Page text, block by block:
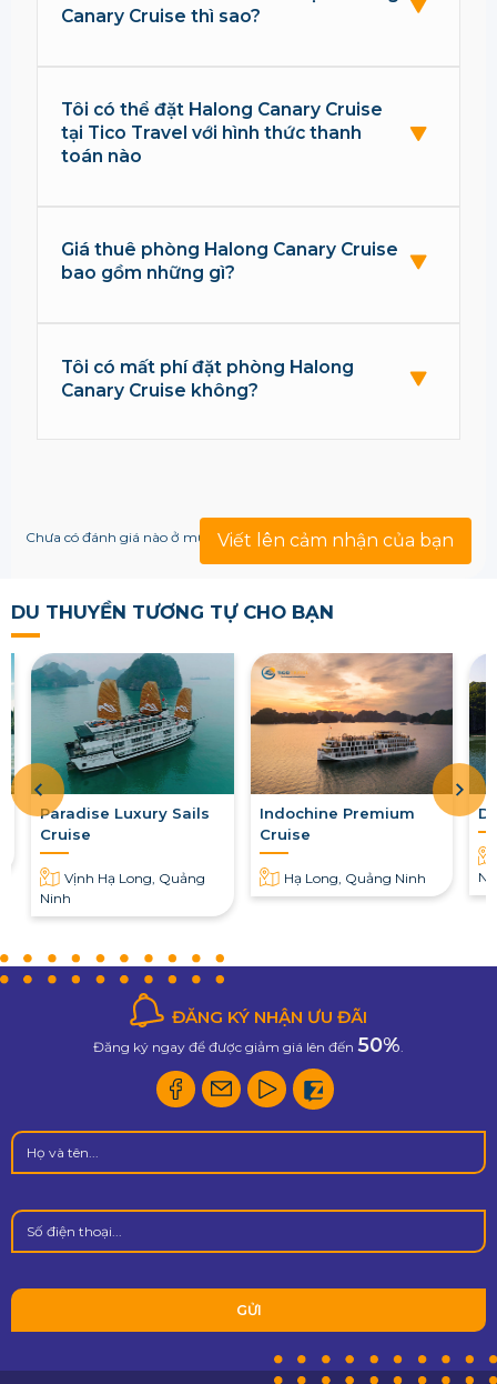
Canary Cruise thì sao?
Tôi có thể đặt Halong Canary Cruise
tại Tico Travel với hình thức thanh
toán nào
Giá thuê phòng Halong Canary Cruise
bao gồm những gì?
Tôi có mất phí đặt phòng Halong
Canary Cruise không?
Viết lên cảm nhận của bạn
Chưa có đánh giá nào ở mục này!
DU THUYỀN TƯƠNG TỰ CHO BẠN
Paradise Luxury Sails
Cruise
Vịnh Hạ Long, Quảng
Ninh
Indochine Premium
Cruise
Hạ Long, Quảng Ninh
ĐĂNG KÝ NHẬN ƯU ĐÃI
Đăng ký ngay để được giảm giá lên đến 50%.